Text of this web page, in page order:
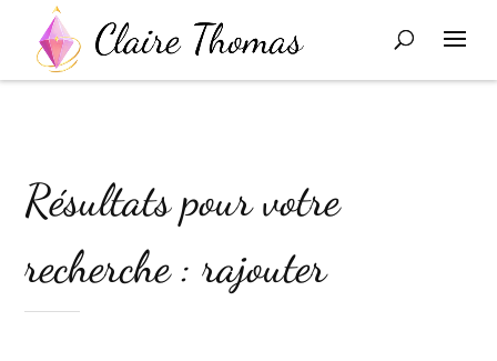
Résultats pour votre
recherche : rajouter